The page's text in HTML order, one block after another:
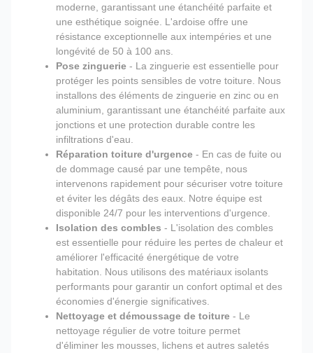
moderne, garantissant une étanchéité parfaite et
une esthétique soignée. L'ardoise offre une
résistance exceptionnelle aux intempéries et une
longévité de 50 à 100 ans.
Pose zinguerie - La zinguerie est essentielle pour
protéger les points sensibles de votre toiture. Nous
installons des éléments de zinguerie en zinc ou en
aluminium, garantissant une étanchéité parfaite aux
jonctions et une protection durable contre les
infiltrations d'eau.
Réparation toiture d'urgence - En cas de fuite ou
de dommage causé par une tempête, nous
intervenons rapidement pour sécuriser votre toiture
et éviter les dégâts des eaux. Notre équipe est
disponible 24/7 pour les interventions d'urgence.
Isolation des combles - L'isolation des combles
est essentielle pour réduire les pertes de chaleur et
améliorer l'efficacité énergétique de votre
habitation. Nous utilisons des matériaux isolants
performants pour garantir un confort optimal et des
économies d'énergie significatives.
Nettoyage et démoussage de toiture - Le
nettoyage régulier de votre toiture permet
d'éliminer les mousses, lichens et autres saletés